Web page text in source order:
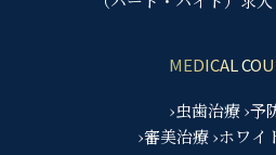
MEDICAL
›虫歯治療›予
›審美治療 ›ホワイ